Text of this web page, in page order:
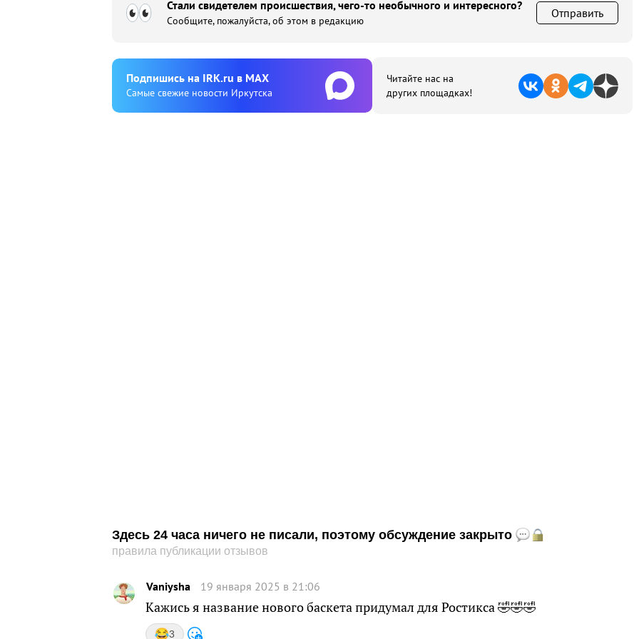
Стали свидетелем происшествия, чего-то необычного и интересного?
Сообщите, пожалуйста, об этом в редакцию
Отправить
Подпишиcь на IRK.ru в MAX
Cамые свежие новости Иркутска
Читайте нас на
других площадках!
Здесь 24 часа ничего не писали, поэтому обсуждение закрыто
правила публикации отзывов
Vaniysha 19 января 2025 в 21:06
Кажись я название нового баскета придумал для Ростикса 🤣🤣🤣
3